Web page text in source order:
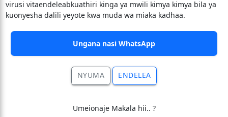
virusi vitaendeleabkuathiri kinga ya mwili kimya kimya bila ya
kuonyesha dalili yeyote kwa muda wa miaka kadhaa.
Ungana nasi WhatsApp
NYUMA ENDELEA
Umeionaje Makala hii.. ?